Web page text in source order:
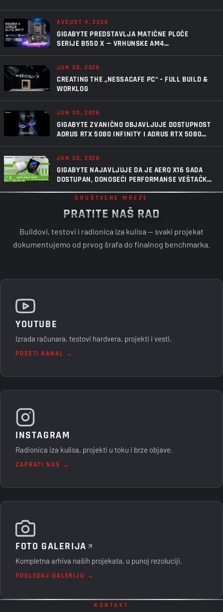
AVGUST 4, 2026
GIGABYTE PREDSTAVLJA MATIČNE PLOČE
SERIJE B550 X — VRHUNSKE AM4
PERFORMANSE, U NOVOM IZDANJU
JUN 30, 2026
CREATING THE „NESSACAFE PC“ – FULL BUILD &
WORKLOG
JUN 30, 2026
GIGABYTE ZVANIČNO OBJAVLJUJE DOSTUPNOST
AORUS RTX 5080 INFINITY I AORUS RTX 5080
INFINITY WOOD GRAFIČKIH KARTICA
JUN 30, 2026
GIGABYTE NAJAVLJUJE DA JE AERO X16 SADA
DOSTUPAN, DONOSEĆI PERFORMANSE VEŠTAČKE
INTELIGENCIJE SLEDEĆE GENERACIJE U ULTRA-
TANAK COPILOT+ PC
DRUŠTVENE MREŽE
PRATITE NAŠ RAD
Buildovi, testovi i radionica iza kulisa — svaki projekat
dokumentujemo od prvog šrafa do finalnog benchmarka.
YOUTUBE
Izrada računara, testovi hardvera, projekti i vesti.
POSETI KANAL →
INSTAGRAM
Radionica iza kulisa, projekti u toku i brze objave.
ZAPRATI NAS →
FOTO GALERIJA
Kompletna arhiva naših projekata, u punoj rezoluciji.
POGLEDAJ GALERIJU →
KONTAKT